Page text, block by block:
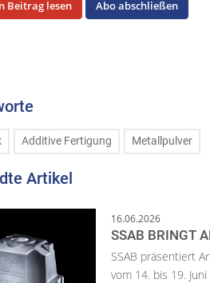
Beitrag lesen Abo abschließen
Additive Fertigung Metallpulver
Artikel
16.06.2026
SSAB BRINGT
SSAB präsentiert
vom 14. bis 19.